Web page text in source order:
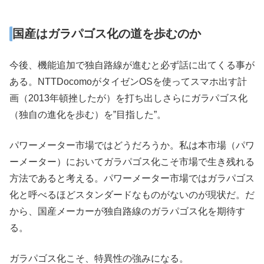
国産はガラパゴス化の道を歩むのか
今後、機能追加で独自路線が進むと必ず話に出てくる事が
ある。NTTDocomoがタイゼンOSを使ってスマホ出す計
画（2013年頓挫したが）を打ち出しさらにガラパゴス化
（独自の進化を歩む）を”目指した”。
パワーメーター市場ではどうだろうか。私は本市場（パワ
ーメーター）においてガラパゴス化こそ市場で生き残れる
方法であると考える。パワーメーター市場ではガラパゴス
化と呼べるほどスタンダードなものがないのが現状だ。だ
から、国産メーカーが独自路線のガラパゴス化を期待す
る。
ガラパゴス化こそ、特異性の強みになる。